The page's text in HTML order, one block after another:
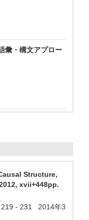
彙・構文アプロー
Structure,
xvii+448pp.
- 231 2014年3